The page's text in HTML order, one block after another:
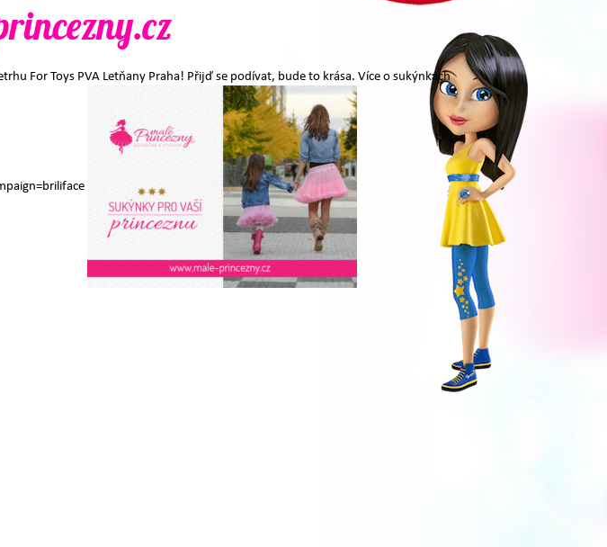
For Toys PVA Letňany Praha! Přijď se podívat, bude to krása. Více o sukýnkách